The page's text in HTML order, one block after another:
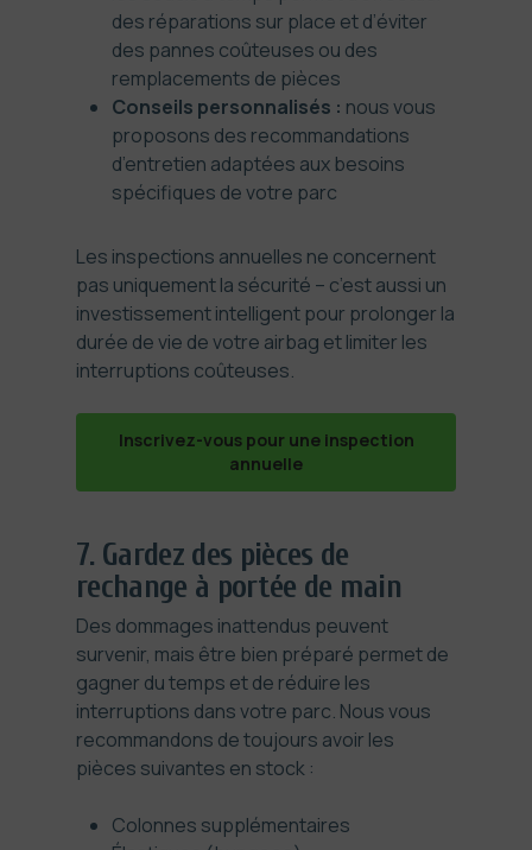
des réparations sur place et d’éviter
des pannes coûteuses ou des
remplacements de pièces
Conseils personnalisés : nous vous
proposons des recommandations
d’entretien adaptées aux besoins
spécifiques de votre parc
Les inspections annuelles ne concernent
pas uniquement la sécurité – c’est aussi un
investissement intelligent pour prolonger la
durée de vie de votre airbag et limiter les
interruptions coûteuses.
Inscrivez-vous pour une inspection
annuelle
7. Gardez des pièces de
rechange à portée de main
Des dommages inattendus peuvent
survenir, mais être bien préparé permet de
gagner du temps et de réduire les
interruptions dans votre parc. Nous vous
recommandons de toujours avoir les
pièces suivantes en stock :
Colonnes supplémentaires